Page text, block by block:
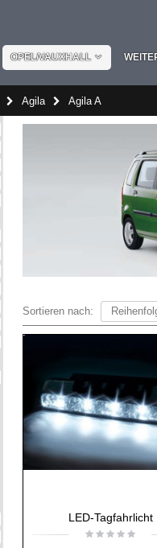
OPEL/VAUXHALL
Agila Agila A
Sortieren nach:
LED-Tagfahrlicht